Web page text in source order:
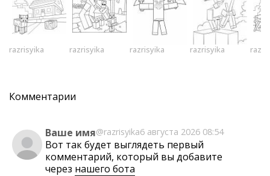
razrisyika razrisyika razrisyika razrisyika
Комментарии
Ваше имя@razrisyika6 августа 2026 08:54
Вот так будет выглядеть первый
комментарий, который вы добавите
через нашего бота